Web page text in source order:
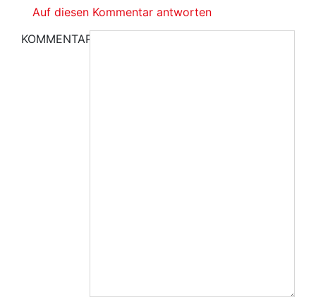
Auf diesen Kommentar antworten
KOMMENTAR